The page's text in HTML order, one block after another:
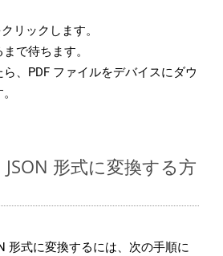
リックします。
で待ちます。
、PDF ファイルをデバイスにダウ
形式に変換する方
形式に変換するには、次の手順に